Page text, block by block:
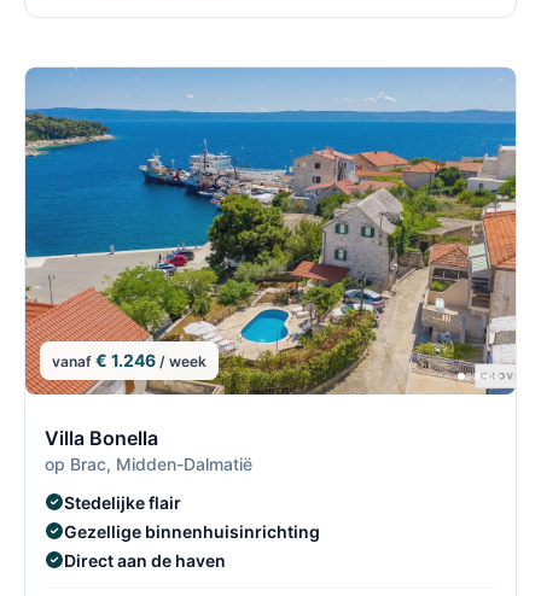
vanaf € 1.246 / week
Villa Bonella
op Brac, Midden-Dalmatië
Stedelijke flair
Gezellige binnenhuisinrichting
Direct aan de haven